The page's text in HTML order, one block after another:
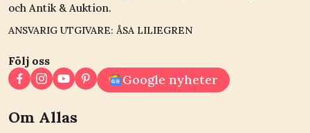
och Antik & Auktion.
ANSVARIG UTGIVARE: ÅSA LILIEGREN
Följ oss
Google nyheter
Om Allas